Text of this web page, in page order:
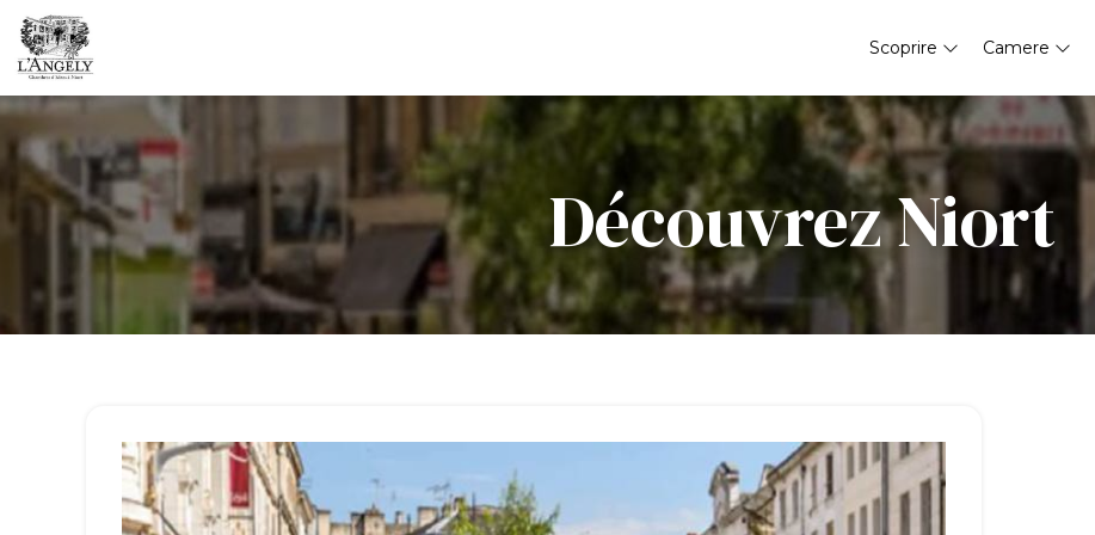
Scoprire Camere
Découvrez Niort